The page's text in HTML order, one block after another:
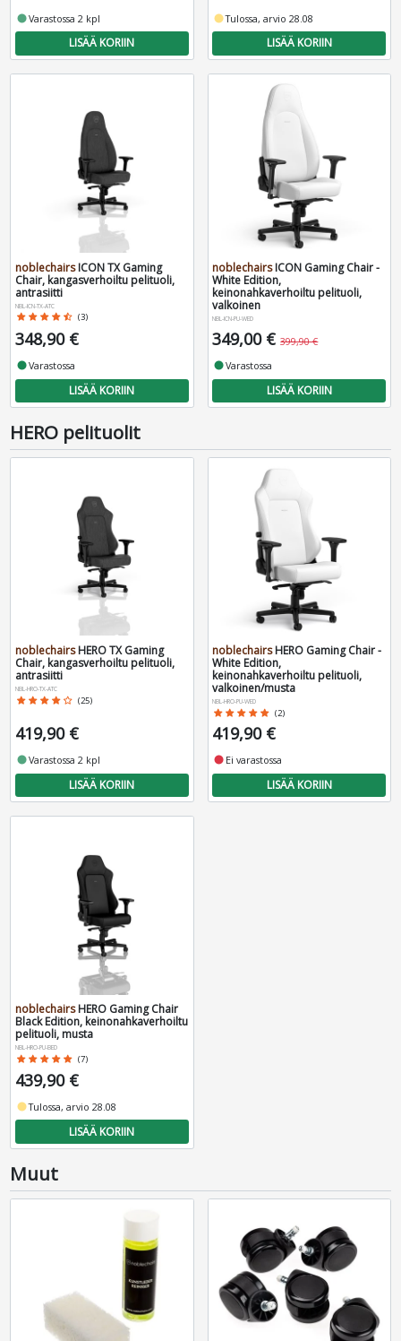
fiber_manual_recordVarastossa 2 kpl
LISÄÄ KORIIN
fiber_manual_recordTulossa, arvio 28.08
LISÄÄ KORIIN
noblechairsICON TX Gaming
Chair, kangasverhoiltu pelituoli,
antrasiitti
NBL-ICN-TX-ATC
star star star star star_half (3)
348,90 €
fiber_manual_recordVarastossa
LISÄÄ KORIIN
noblechairsICON Gaming Chair -
White Edition,
keinonahkaverhoiltu pelituoli,
valkoinen
NBL-ICN-PU-WED
349,00 € 399,90 €
fiber_manual_recordVarastossa
LISÄÄ KORIIN
HERO pelituolit
noblechairsHERO TX Gaming
Chair, kangasverhoiltu pelituoli,
antrasiitti
NBL-HRO-TX-ATC
star star star star star_border (25)
419,90 €
fiber_manual_recordVarastossa 2 kpl
LISÄÄ KORIIN
noblechairsHERO Gaming Chair -
White Edition,
keinonahkaverhoiltu pelituoli,
valkoinen/musta
NBL-HRO-PU-WED
star star star star star (2)
419,90 €
fiber_manual_record Ei varastossa
LISÄÄ KORIIN
noblechairsHERO Gaming Chair
Black Edition, keinonahkaverhoiltu
pelituoli, musta
NBL-HRO-PU-BED
star star star star star (7)
439,90 €
fiber_manual_recordTulossa, arvio 28.08
LISÄÄ KORIIN
Muut